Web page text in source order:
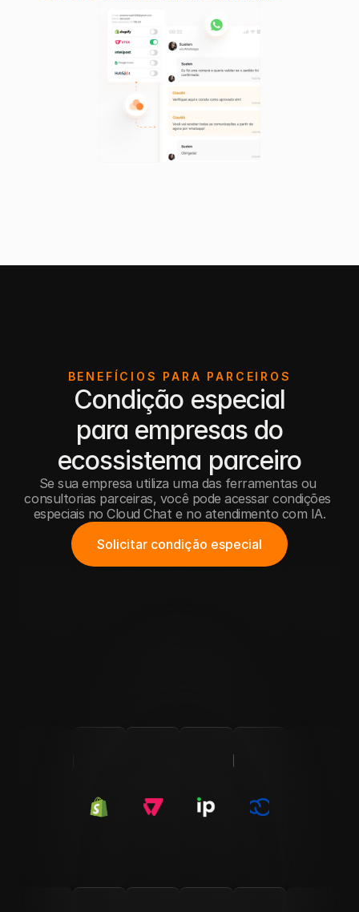
BENEFÍCIOS PARA PARCEIROS
Condição especial
para empresas do
ecossistema parceiro
Se sua empresa utiliza uma das ferramentas ou
consultorias parceiras, você pode acessar condições
especiais no Cloud Chat e no atendimento com IA.
Solicitar condição especial